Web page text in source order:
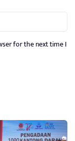
for the next time I